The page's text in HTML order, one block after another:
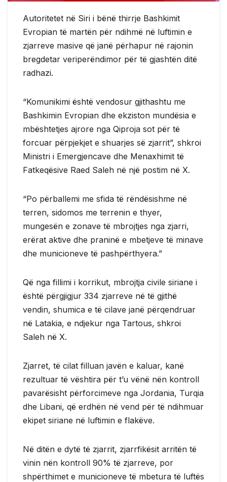
Autoritetet në Siri i bënë thirrje Bashkimit
Evropian të martën për ndihmë në luftimin e
zjarreve masive që janë përhapur në rajonin
bregdetar veriperëndimor për të gjashtën ditë
radhazi.
“Komunikimi është vendosur gjithashtu me
Bashkimin Evropian dhe ekziston mundësia e
mbështetjes ajrore nga Qiproja sot për të
forcuar përpjekjet e shuarjes së zjarrit”, shkroi
Ministri i Emergjencave dhe Menaxhimit të
Fatkeqësive Raed Saleh në një postim në X.
“Po përballemi me sfida të rëndësishme në
terren, sidomos me terrenin e thyer,
mungesën e zonave të mbrojtjes nga zjarri,
erërat aktive dhe praninë e mbetjeve të minave
dhe municioneve të pashpërthyera.”
Që nga fillimi i korrikut, mbrojtja civile siriane i
është përgjigjur 334 zjarreve në të gjithë
vendin, shumica e të cilave janë përqendruar
në Latakia, e ndjekur nga Tartous, shkroi
Saleh në X.
Zjarret, të cilat filluan javën e kaluar, kanë
rezultuar të vështira për t’u vënë nën kontroll
pavarësisht përforcimeve nga Jordania, Turqia
dhe Libani, që erdhën në vend për të ndihmuar
ekipet siriane në luftimin e flakëve.
Në ditën e dytë të zjarrit, zjarrfikësit arritën të
vinin nën kontroll 90% të zjarreve, por
shpërthimet e municioneve të mbetura të luftës